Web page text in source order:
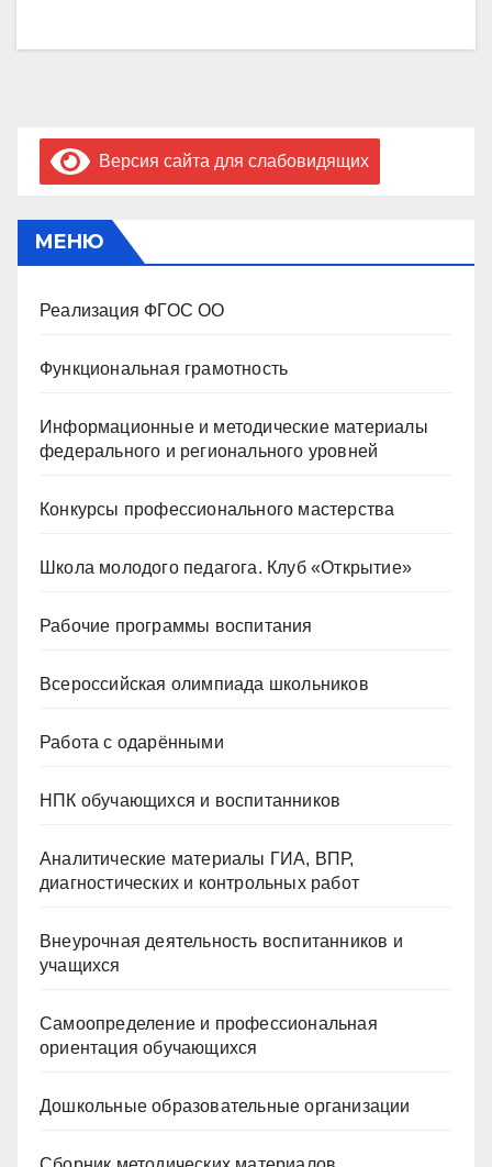
Версия сайта для слабовидящих
МЕНЮ
Реализация ФГОС ОО
Функциональная грамотность
Информационные и методические материалы
федерального и регионального уровней
Конкурсы профессионального мастерства
Школа молодого педагога. Клуб «Открытие»
Рабочие программы воспитания
Всероссийская олимпиада школьников
Работа с одарёнными
НПК обучающихся и воспитанников
Аналитические материалы ГИА, ВПР,
диагностических и контрольных работ
Внеурочная деятельность воспитанников и
учащихся
Самоопределение и профессиональная
ориентация обучающихся
Дошкольные образовательные организации